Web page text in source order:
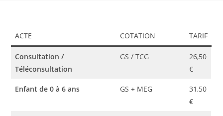
ACTE COTATION TARIF
Consultation /
Téléconsultation
GS / TCG
26,50
€
Enfant de 0 à 6 ans GS + MEG
31,50
€